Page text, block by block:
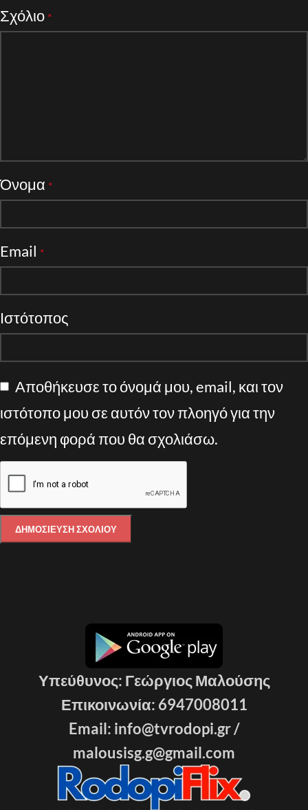
Σχόλιο *
Όνομα *
Email *
Ιστότοπος
Αποθήκευσε το όνομά μου, email, και τον
ιστότοπο μου σε αυτόν τον πλοηγό για την
επόμενη φορά που θα σχολιάσω.
Υπεύθυνος: Γεώργιος Μαλούσης
Επικοινωνία: 6947008011
Email: info@tvrodopi.gr /
malousisg.g@gmail.com